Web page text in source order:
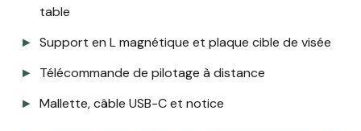
table
Support en L magnétique et plaque cible de visée
Télécommande de pilotage à distance
Mallette, câble USB-C et notice